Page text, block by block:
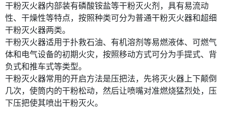
干粉灭火器内部装有磷酸铵盐等干粉灭火剂，具有易流动
性、干燥性等特点，按照种类可分为普通干粉灭火器和超细
干粉灭火器两类。
干粉灭火器适用于扑救石油、有机溶剂等易燃液体、可燃气
体和电气设备的初期火灾，按照移动方式可分为手提式、背
负式和推车式等类型。
干粉灭火器常用的开启方法是压把法，先将灭火器上下颠倒
几次，使筒内的干粉松动，然后让喷嘴对准燃烧猛烈处，压
下压把使其喷出干粉灭火。